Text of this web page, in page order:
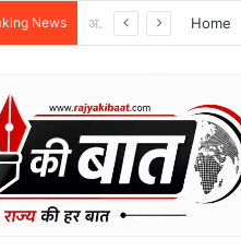
News 48 वर्षीय क्षेत्र पंचायत सदस्य का खीरगंगा किनारे शव मिला Home